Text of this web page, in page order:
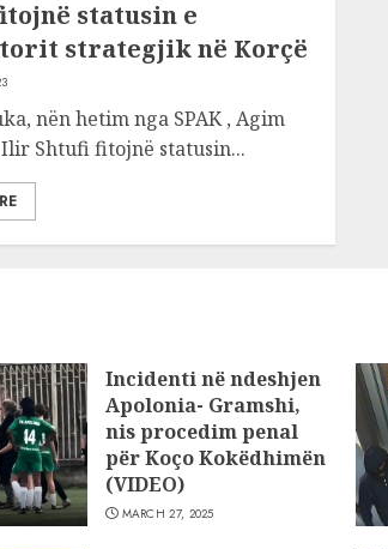
statusin e
strategjik në Korçë
nën hetim nga SPAK , Agim
Ilir Shtufi fitojnë statusin...
Incidenti në ndeshjen
Apolonia- Gramshi,
nis procedim penal
për Koço Kokëdhimën
(VIDEO)
MARCH 27, 2025